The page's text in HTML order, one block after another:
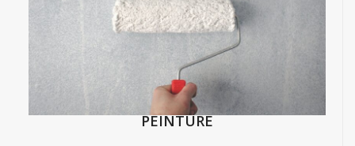
PEINTURE